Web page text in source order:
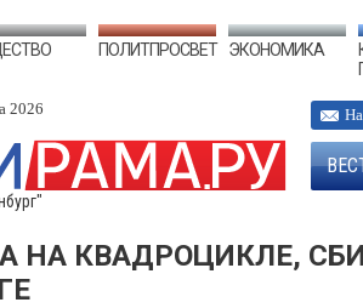
ПОЛИТПРОСВЕТ ЭКОНОМИКА
2026
НА КВАДРОЦИКЛЕ,